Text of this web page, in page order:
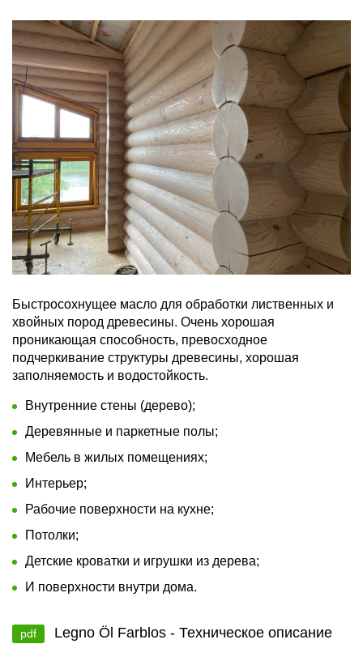
Быстросохнущее масло для обработки лиственных и
хвойных пород древесины. Очень хорошая
проникающая способность, превосходное
подчеркивание структуры древесины, хорошая
заполняемость и водостойкость.
Внутренние стены (дерево);
Деревянные и паркетные полы;
Мебель в жилых помещениях;
Интерьер;
Рабочие поверхности на кухне;
Потолки;
Детские кроватки и игрушки из дерева;
И поверхности внутри дома.
pdf Legno Öl Farblos - Техническое описание